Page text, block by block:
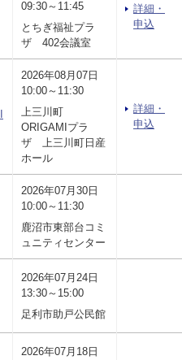
09:30～11:45
とちぎ福祉プラ
ザ 402会議室
詳細・
申込
2026年08月07日
10:00～11:30
上三川町
ORIGAMIプラ
ザ 上三川町日産
ホール
詳細・
申込
2026年07月30日
10:00～11:30
鹿沼市東部台コミ
ュニティセンター
2026年07月24日
13:30～15:00
足利市助戸公民館
2026年07月18日